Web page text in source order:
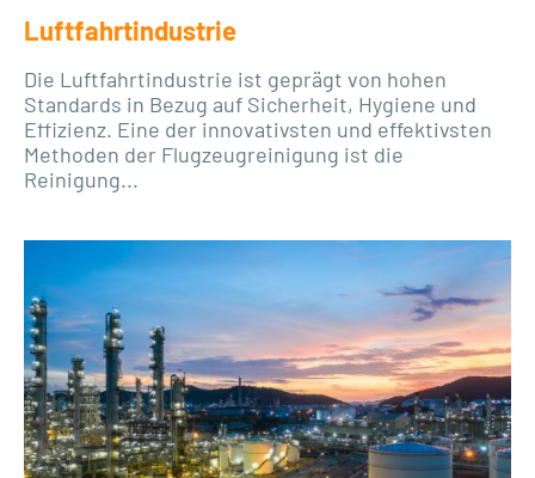
Luftfahrtindustrie
Die Luftfahrtindustrie ist geprägt von hohen
Standards in Bezug auf Sicherheit, Hygiene und
Effizienz. Eine der innovativsten und effektivsten
Methoden der Flugzeugreinigung ist die
Reinigung...